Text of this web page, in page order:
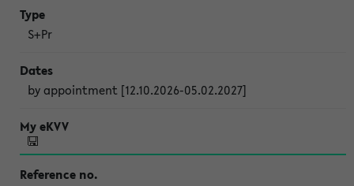
S+Pr
by appointment [12.10.2026-05.02.2027]